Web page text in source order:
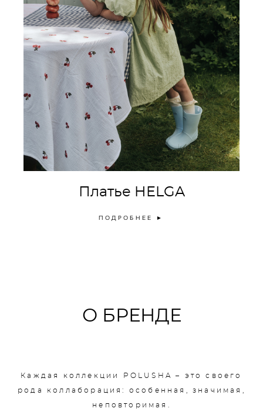
Платье HELGA
ПОДРОБНЕЕ ►
О БРЕНДЕ
Каждая коллекции POLUSHA – это своего
рода коллаборация: особенная, значимая,
неповторимая.